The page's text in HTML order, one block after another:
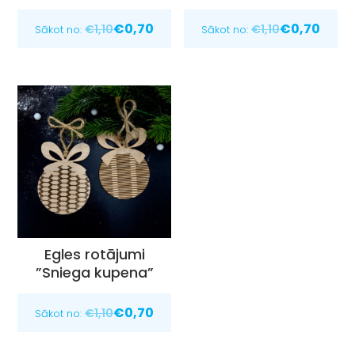
Sākot no:€1,10€0,70 Sākot no: €1,10€0,70
Egles rotājumi
”Sniega kupena”
Sākot no:€1,10€0,70